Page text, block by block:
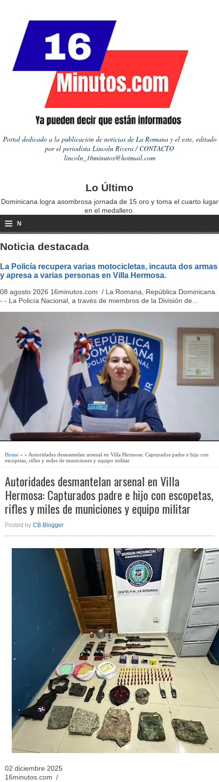
Portal dedicado a la publicación de noticias de La Romana y el este, editado
por el periodista Lincoln Rivera / CONTACTO
lincoln_16minutos@hotmail.com
Lo Último
Dominicana logra asombrosa jornada de 15 oro y toma el cuarto lugar
en el medallero.
≡ N
a
i
g
a
o
n
Noticia destacada
La Policía recupera varias motocicletas, incauta dos armas
y apresa a varias personas en Villa Hermosa.
08 agosto 2026 16minutos.com / La Romana, República Dominicana.
- - La Policía Nacional, a través de miembros de la División de...
Home » » Autoridades desmantelan arsenal en Villa Hermosa: Capturados padre e hijo con
escopetas, rifles y miles de municiones y equipo militar
Autoridades desmantelan arsenal en Villa
Hermosa: Capturados padre e hijo con escopetas,
rifles y miles de municiones y equipo militar
Posted by CB Blogger
02 diciembre 2025
16minutos.com /